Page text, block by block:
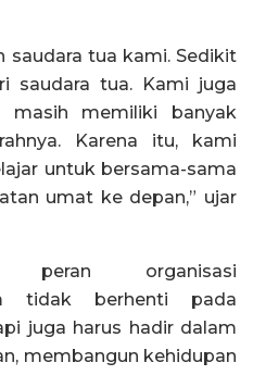
saudara tua kami. Sedikit
saudara tua. Kami juga
masih memiliki banyak
Karena itu, kami
untuk bersama-sama
umat ke depan,” ujar
peran organisasi
tidak berhenti pada
juga harus hadir dalam
membangun kehidupan